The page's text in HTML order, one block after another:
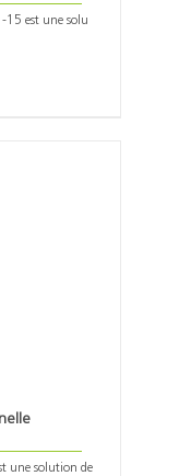
15 est une solu
une solution de